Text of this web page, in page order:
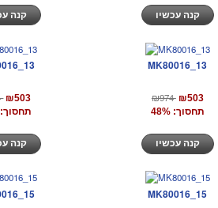
קנה עכשיו
₪503
תחסוך: 48%
MK80016_13
₪974 ₪503
תחסוך: 48%
קנה עכשיו
MK80016_15